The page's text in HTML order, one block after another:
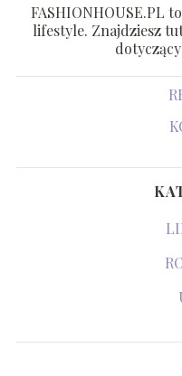
FASHIONHOUSE.PL
lifestyle. Znajdziesz